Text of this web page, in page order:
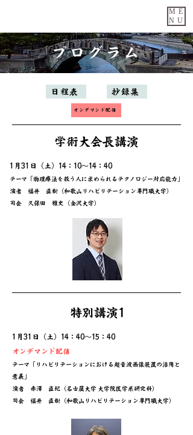
ME
NU
プログラム
日程表 抄録集
オンデマンド配信
学術大会長講演
1月31日（土）14：10～14：40
テーマ「物理療法を扱う人に求められるテクノロジー対応能力」
​演者 福井 直樹（和歌山リハビリテーション専門職大学）
​司会 久保田 雅史（金沢大学）
特別講演1
1月31日（土）14：40～15：40
オンデマンド配信
テーマ 「リハビリテーションにおける超音波画像装置の活用と
意義」
​演者 赤澤 直紀（名古屋大学 大学院医学系研究科）
​司会 福井 直樹（和歌山リハビリテーション専門職大学）